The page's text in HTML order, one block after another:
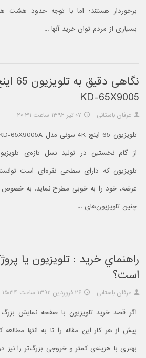
برخوردار هستند؛ اما با توجه حدود هشت
بسیاری از مردم توان خرید آنها ...
KD-65X9005
عرفان باستانی ۰۷ تیر ۱۳۹۲ ساعت ۲۰:۳۱
از گام نخستین در تولید نسل تازه‌ی
تلویزیون که دارای سطحی نقره‌ای است
عرضه، خود را به خوبی مطرح نماید. به خصوص
چنین تلویزیون‌های ...
راهنماي خريد : تلويزيون يا
است؟
عرفان باستانی ۲۶ فروردین ۱۳۹۲ ساعت ۱۵:۳۴
اگر قصد خرید تلویزیون با صفحه نمایش بزرگ
پیش از هر کار این مقاله را تا به انتها مطالعه
بهتری با هزینه‌ی کمتر و خروجی بزرگ‌تر را نیز در